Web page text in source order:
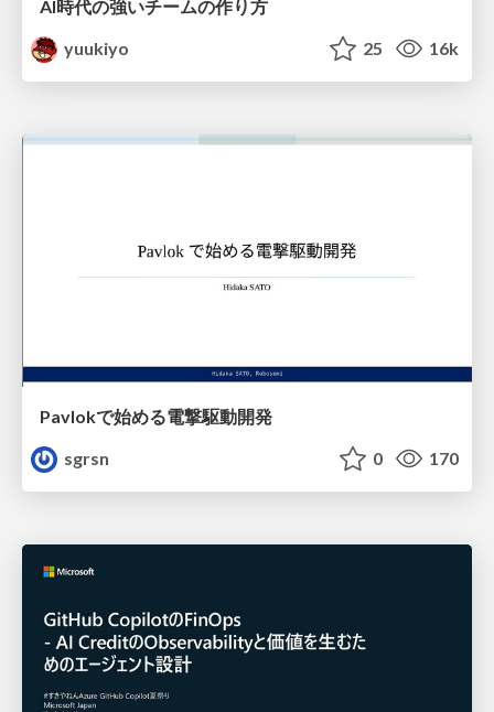
AI時代の強いチームの作り方
yuukiyo
25 16k
Pavlokで始める電撃駆動開発
sgrsn
0 170